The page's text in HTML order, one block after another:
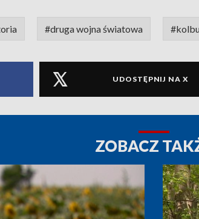
#druga wojna światowa
UDOSTĘPNIJ NA X
ZOBACZ